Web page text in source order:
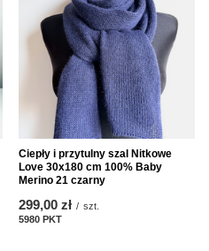
Ciepły i przytulny szal Nitkowe
Love 30x180 cm 100% Baby
Merino 21 czarny
299,00 zł / szt.
5980 PKT